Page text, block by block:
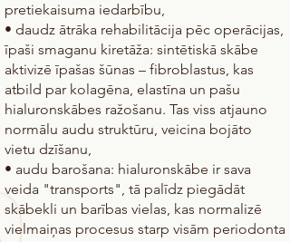
pretiekaisuma iedarbību,
• daudz ātrāka rehabilitācija pēc operācijas,
īpaši smaganu kiretāža: sintētiskā skābe
aktivizē īpašas šūnas – fibroblastus, kas
atbild par kolagēna, elastīna un pašu
hialuronskābes ražošanu. Tas viss atjauno
normālu audu struktūru, veicina bojāto
vietu dzīšanu,
• audu barošana: hialuronskābe ir sava
veida "transports", tā palīdz piegādāt
skābekli un barības vielas, kas normalizē
vielmaiņas procesus starp visām periodonta